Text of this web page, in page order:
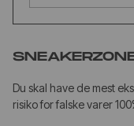
Du skal have de mest
risiko for falske varer